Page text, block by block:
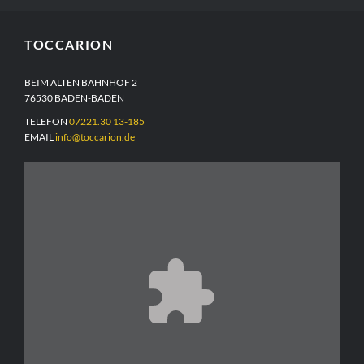
TOCCARION
BEIM ALTEN BAHNHOF 2
76530 BADEN-BADEN
TELEFON 07221.30 13-185
EMAIL info@toccarion.de